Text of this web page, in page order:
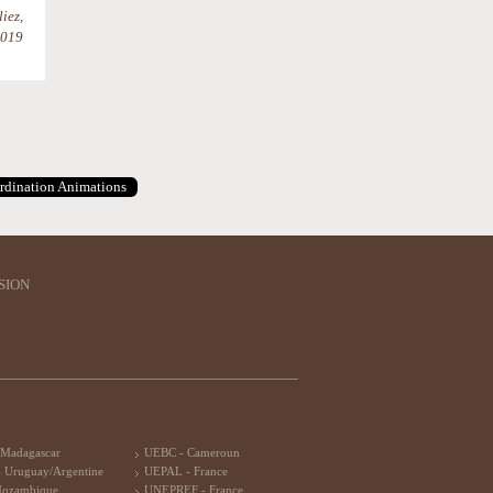
Animations
Uruguay/Argentine
UEBC - Cameroun
UEPAL - France
UNEPREF - France